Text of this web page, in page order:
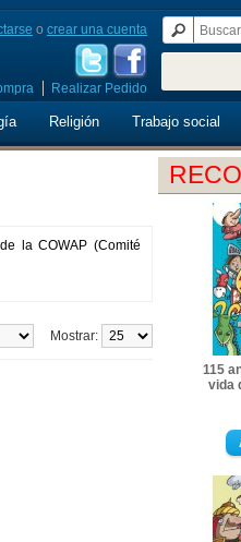
o crear una cuenta
Realizar Pedido
Religión Trabajo social
115
vida
la COWAP (Comité
Mostrar: